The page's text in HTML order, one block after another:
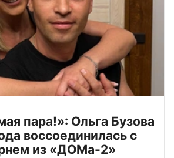
пара!»: Ольга Бузова
воссоединилась с
из «ДОМа-2»